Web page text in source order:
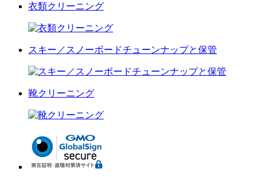
衣類クリーニング
スキー／スノーボードチューンナップと保管
靴クリーニング